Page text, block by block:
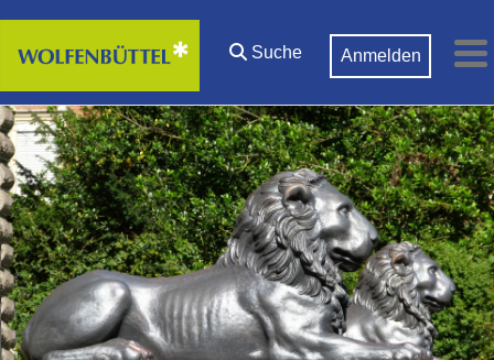
Zum Hauptinhalt springen
Suche Anmelden